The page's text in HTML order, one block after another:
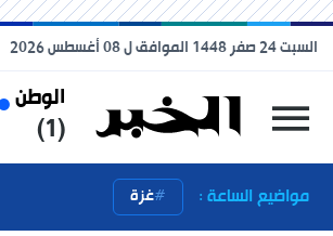
الوطن
(1)
السبت 24 صفر 1448 الموافق ل 08 أغسطس 2026
مواضيع الساعة : غزة